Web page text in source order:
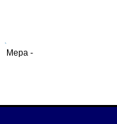
Мера -